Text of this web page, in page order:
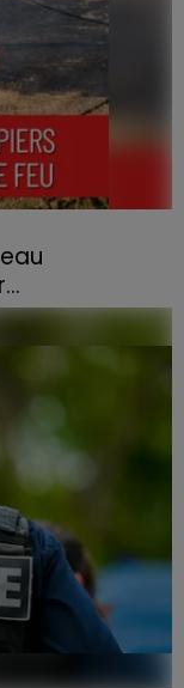
départs de feu,
a lancé un appel
en aide...